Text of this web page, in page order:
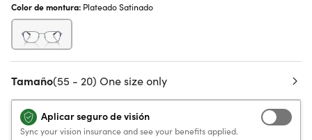
Color de montura: Plateado Satinado
Tamaño(55 - 20) One size only
Aplicar seguro de visión
Sync your vision insurance and see your benefits applied.